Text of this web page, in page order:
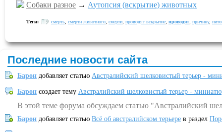
Собаки разное → Аутопсия (вскрытие) животных
Теги: смерть смерти животного смерти проводят вскрытие проводят причину,
Последние новости сайта
Барон добавляет статью Австралийский шелковистый терьер -
Барон создает тему Австралийский шелковистый терьер -
В этой теме форума обсуждаем статью "Австралийский
Барон добавляет статью Всё об австралийском терьере в раздел